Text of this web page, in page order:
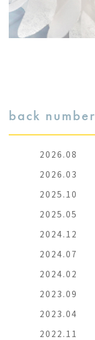
back number
2026.08
2026.03
2025.10
2025.05
2024.12
2024.07
2024.02
2023.09
2023.04
2022.11